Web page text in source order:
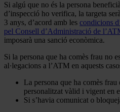
Si algú que no és la persona
d’inspecció ho verifica, la targeta
3 anys, d’acord amb les condicions
pel Consell d’Administració de
imposarà una sanció econòmica.
Si la persona que ha comès frau no
al·legacions a l’ATM en aquests
La persona que ha comès frau
personalitzat vàlid i vigent en
Si s’havia comunicat o